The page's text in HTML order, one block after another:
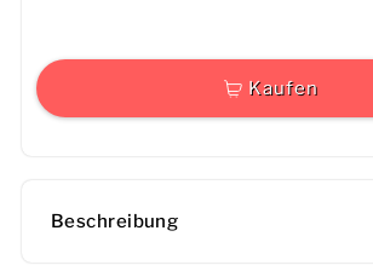
Kaufen
Beschreibung